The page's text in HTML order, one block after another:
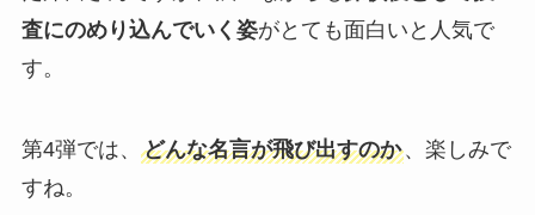
査にのめり込んでいく姿がとても面白いと人気で
す。
第4弾では、 どんな名言が飛び出すのか、楽しみで
すね。